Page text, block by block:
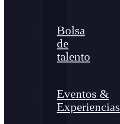
Bolsa
de
talento
Eventos &
Experiencias